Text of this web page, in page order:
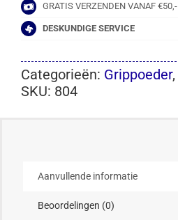
GRATIS VERZENDEN VANAF €50,-
DESKUNDIGE SERVICE
Categorieën: Grippoeder,
SKU: 804
Aanvullende informatie
Beoordelingen (0)